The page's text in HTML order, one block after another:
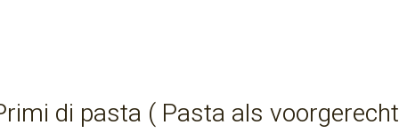
di pasta ( Pasta als